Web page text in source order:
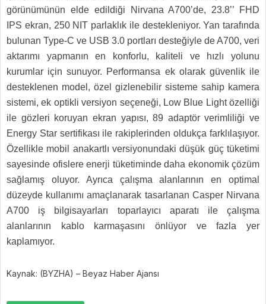
görünümünün elde edildiği Nirvana A700’de, 23.8’’ FHD
IPS ekran, 250 NIT parlaklık ile destekleniyor. Yan tarafında
bulunan Type-C ve USB 3.0 portları desteğiyle de A700, veri
aktarımı yapmanın en konforlu, kaliteli ve hızlı yolunu
kurumlar için sunuyor. Performansa ek olarak güvenlik ile
desteklenen model, özel gizlenebilir sisteme sahip kamera
sistemi, ek optikli versiyon seçeneği, Low Blue Light özelliği
ile gözleri koruyan ekran yapısı, 89 adaptör verimliliği ve
Energy Star sertifikası ile rakiplerinden oldukça farklılaşıyor.
Özellikle mobil anakartlı versiyonundaki düşük güç tüketimi
sayesinde ofislere enerji tüketiminde daha ekonomik çözüm
sağlamış oluyor. Ayrıca çalışma alanlarının en optimal
düzeyde kullanımı amaçlanarak tasarlanan Casper Nirvana
A700 iş bilgisayarları toparlayıcı aparatı ile çalışma
alanlarının kablo karmaşasını önlüyor ve fazla yer
kaplamıyor.
Kaynak: (BYZHA) – Beyaz Haber Ajansı